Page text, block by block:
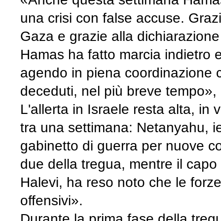
una crisi con false accuse.
Gaza e grazie alla
Hamas ha fatto marcia indietro
agendo in piena coordinazione
deceduti, nel più breve
L'allerta in Israele resta alta, in
tra una settimana: Netanyahu,
gabinetto di guerra per nuove
due della tregua, mentre il
Halevi, ha reso noto che le
offensivi».